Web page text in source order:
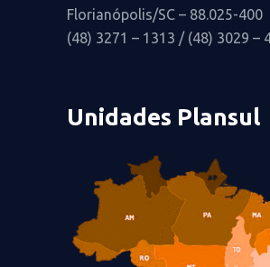
Florianópolis/SC – 88.025-400
(48) 3271 – 1313 / (48) 3029 –
Unidades Plansul